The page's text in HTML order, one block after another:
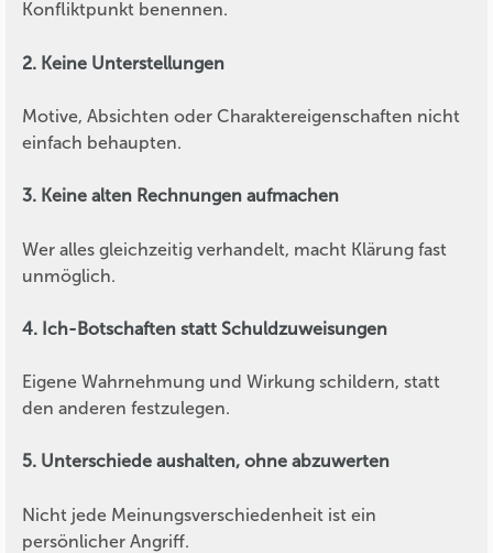
Konfliktpunkt benennen.
2. Keine Unterstellungen
Motive, Absichten oder Charaktereigenschaften nicht
einfach behaupten.
3. Keine alten Rechnungen aufmachen
Wer alles gleichzeitig verhandelt, macht Klärung fast
unmöglich.
4. Ich-Botschaften statt Schuldzuweisungen
Eigene Wahrnehmung und Wirkung schildern, statt
den anderen festzulegen.
5. Unterschiede aushalten, ohne abzuwerten
Nicht jede Meinungsverschiedenheit ist ein
persönlicher Angriff.